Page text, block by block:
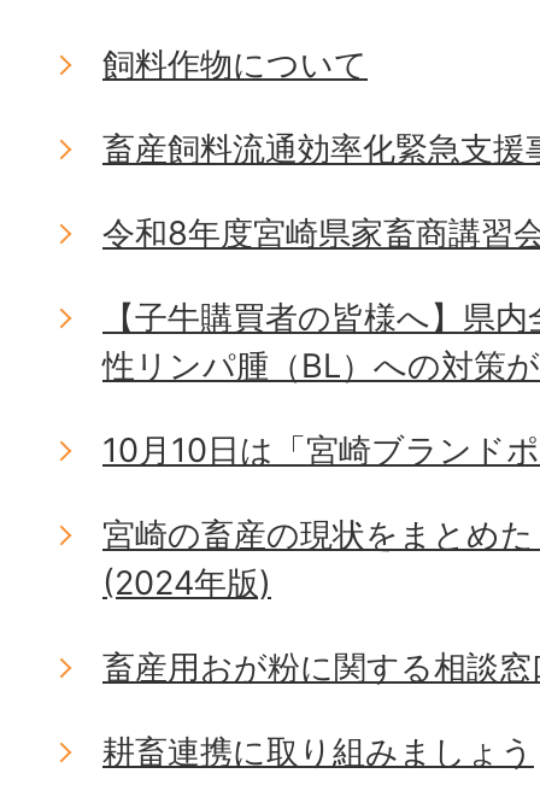
飼料作物について
畜産飼料流通効率化緊急支援
令和8年度宮崎県家畜商講習
【子牛購買者の皆様へ】県
性リンパ腫（BL）への対策
10月10日は「宮崎ブランド
宮崎の畜産の現状をまとめ
(2024年版)
畜産用おが粉に関する相談
耕畜連携に取り組みましょう